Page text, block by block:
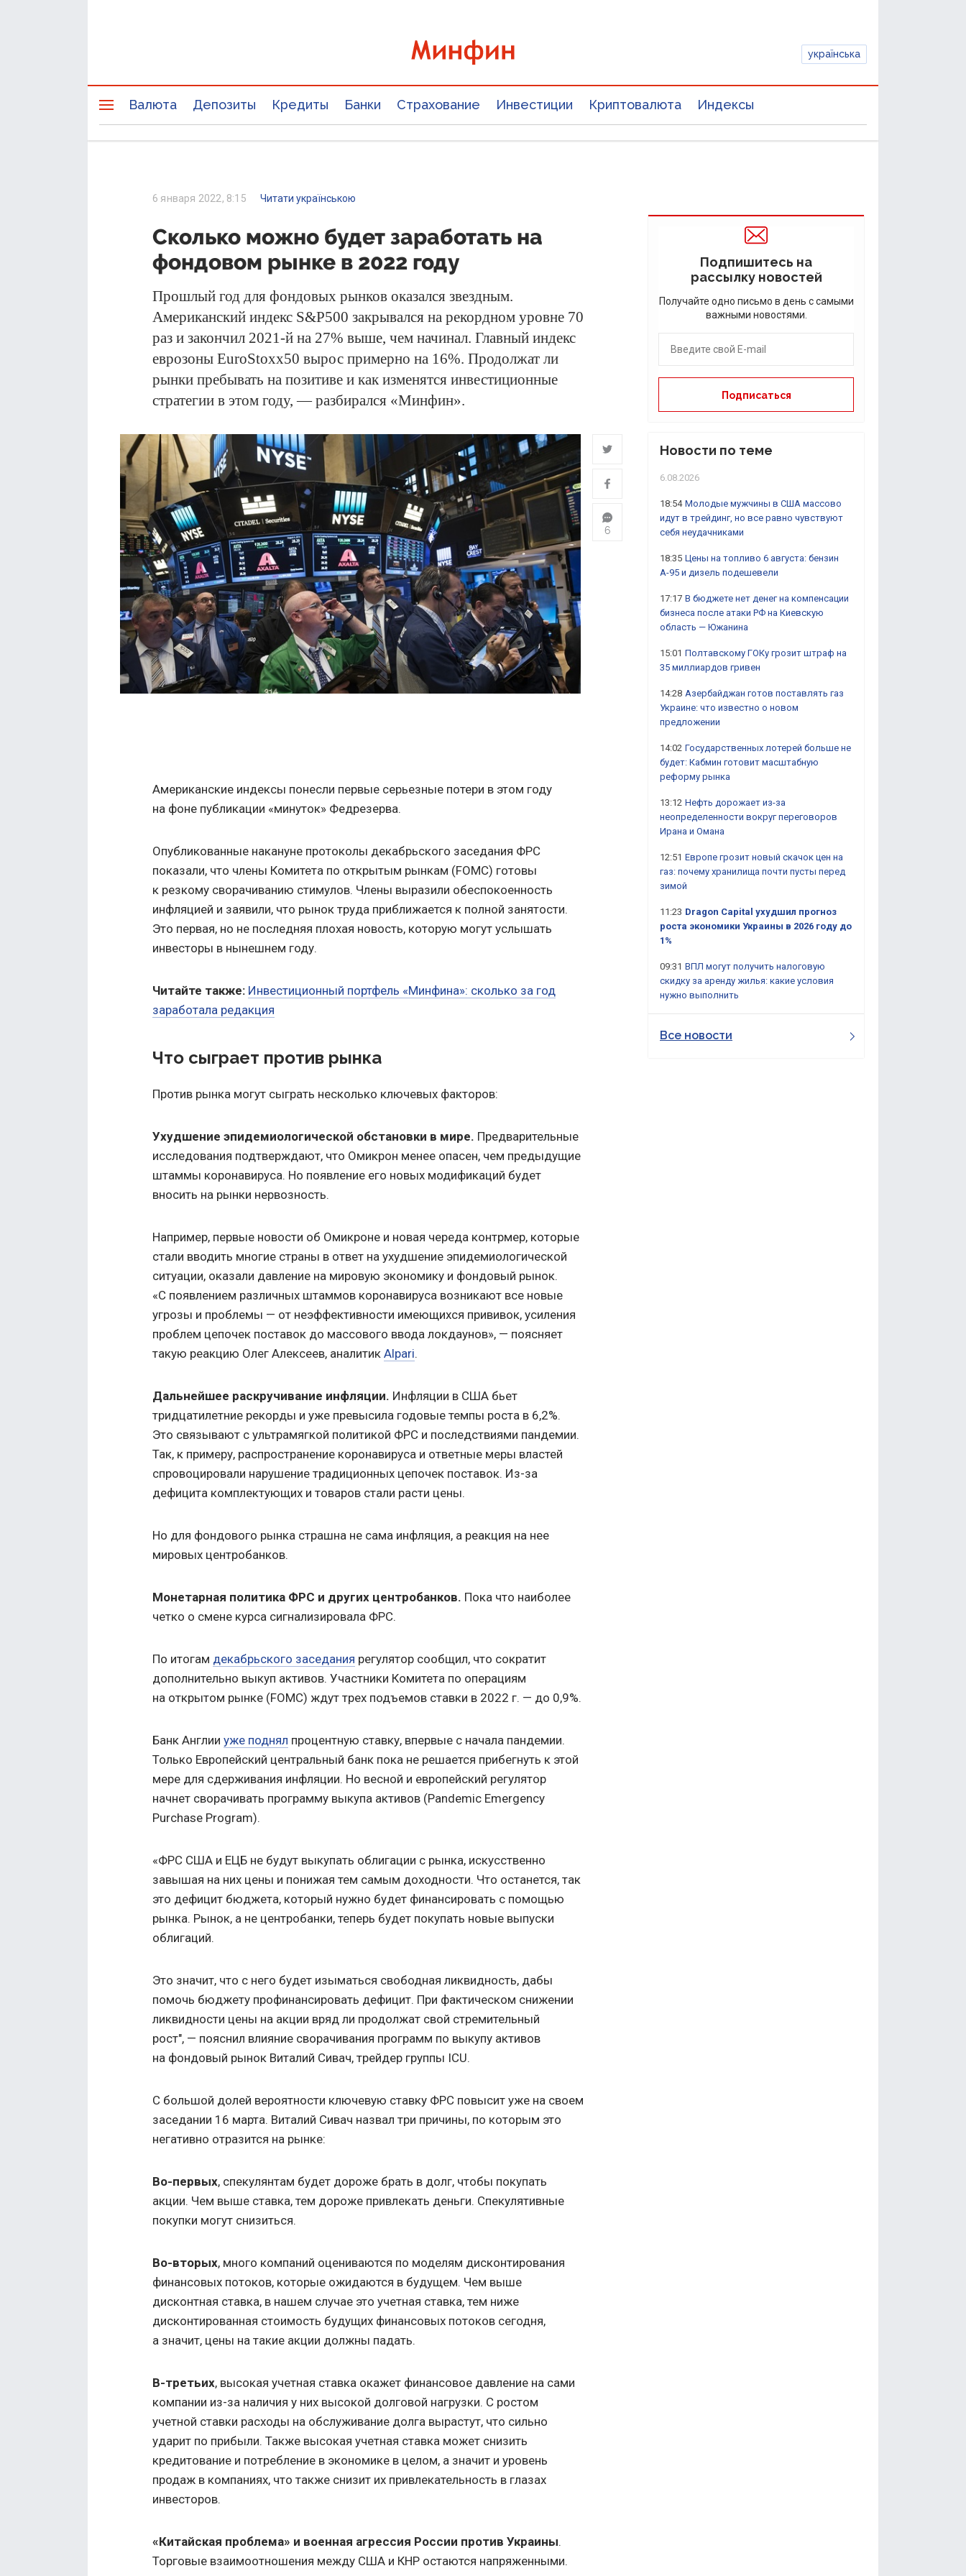
українська
Валюта Депозиты Кредиты Банки Страхование Инвестиции Криптовалюта Индексы
6 января 2022, 8:15 Читати українською
Сколько можно будет заработать на
фондовом рынке в 2022 году
Прошлый год для фондовых рынков оказался звездным.
Американский индекс S&P500 закрывался на рекордном уровне 70
раз и закончил 2021-й на 27% выше, чем начинал. Главный индекс
еврозоны EuroStoxx50 вырос примерно на 16%. Продолжат ли
рынки пребывать на позитиве и как изменятся инвестиционные
стратегии в этом году, — разбирался «Минфин».
6
Американские индексы понесли первые серьезные потери в этом году
на фоне публикации «минуток» Федрезерва.
Опубликованные накануне протоколы декабрьского заседания ФРС
показали, что члены Комитета по открытым рынкам (FOMC) готовы
к резкому сворачиванию стимулов. Члены выразили обеспокоенность
инфляцией и заявили, что рынок труда приближается к полной занятости.
Это первая, но не последняя плохая новость, которую могут услышать
инвесторы в нынешнем году.
Читайте также: Инвестиционный портфель «Минфина»: сколько за год
заработала редакция
Что сыграет против рынка
Против рынка могут сыграть несколько ключевых факторов:
Ухудшение эпидемиологической обстановки в мире. Предварительные
исследования подтверждают, что Омикрон менее опасен, чем предыдущие
штаммы коронавируса. Но появление его новых модификаций будет
вносить на рынки нервозность.
Например, первые новости об Омикроне и новая череда контрмер, которые
стали вводить многие страны в ответ на ухудшение эпидемиологической
ситуации, оказали давление на мировую экономику и фондовый рынок.
«С появлением различных штаммов коронавируса возникают все новые
угрозы и проблемы — от неэффективности имеющихся прививок, усиления
проблем цепочек поставок до массового ввода локдаунов», — поясняет
такую реакцию Олег Алексеев, аналитик Alpari.
Дальнейшее раскручивание инфляции. Инфляции в США бьет
тридцатилетние рекорды и уже превысила годовые темпы роста в 6,2%.
Это связывают с ультрамягкой политикой ФРС и последствиями пандемии.
Так, к примеру, распространение коронавируса и ответные меры властей
спровоцировали нарушение традиционных цепочек поставок. Из-за
дефицита комплектующих и товаров стали расти цены.
Но для фондового рынка страшна не сама инфляция, а реакция на нее
мировых центробанков.
Монетарная политика ФРС и других центробанков. Пока что наиболее
четко о смене курса сигнализировала ФРС.
По итогам декабрьского заседания регулятор сообщил, что сократит
дополнительно выкуп активов. Участники Комитета по операциям
на открытом рынке (FOMC) ждут трех подъемов ставки в 2022 г. — до 0,9%.
Банк Англии уже поднял процентную ставку, впервые с начала пандемии.
Только Европейский центральный банк пока не решается прибегнуть к этой
мере для сдерживания инфляции. Но весной и европейский регулятор
начнет сворачивать программу выкупа активов (Pandemic Emergency
Purchase Program).
«ФРС США и ЕЦБ не будут выкупать облигации с рынка, искусственно
завышая на них цены и понижая тем самым доходности. Что останется, так
это дефицит бюджета, который нужно будет финансировать с помощью
рынка. Рынок, а не центробанки, теперь будет покупать новые выпуски
облигаций.
Это значит, что с него будет изыматься свободная ликвидность, дабы
помочь бюджету профинансировать дефицит. При фактическом снижении
ликвидности цены на акции вряд ли продолжат свой стремительный
рост", — пояснил влияние сворачивания программ по выкупу активов
на фондовый рынок Виталий Сивач, трейдер группы ICU.
С большой долей вероятности ключевую ставку ФРС повысит уже на своем
заседании 16 марта. Виталий Сивач назвал три причины, по которым это
негативно отразится на рынке:
Во-первых, спекулянтам будет дороже брать в долг, чтобы покупать
акции. Чем выше ставка, тем дороже привлекать деньги. Спекулятивные
покупки могут снизиться.
Во-вторых, много компаний оцениваются по моделям дисконтирования
финансовых потоков, которые ожидаются в будущем. Чем выше
дисконтная ставка, в нашем случае это учетная ставка, тем ниже
дисконтированная стоимость будущих финансовых потоков сегодня,
а значит, цены на такие акции должны падать.
В-третьих, высокая учетная ставка окажет финансовое давление на сами
компании из-за наличия у них высокой долговой нагрузки. С ростом
учетной ставки расходы на обслуживание долга вырастут, что сильно
ударит по прибыли. Также высокая учетная ставка может снизить
кредитование и потребление в экономике в целом, а значит и уровень
продаж в компаниях, что также снизит их привлекательность в глазах
инвесторов.
«Китайская проблема» и военная агрессия России против Украины.
Торговые взаимоотношения между США и КНР остаются напряженными.
Подпишитесь на
рассылку новостей
Получайте одно письмо в день с самыми
важными новостями.
Новости по теме
6.08.2026
18:54 Молодые мужчины в США массово
идут в трейдинг, но все равно чувствуют
себя неудачниками
18:35 Цены на топливо 6 августа: бензин
А-95 и дизель подешевели
17:17 В бюджете нет денег на компенсации
бизнеса после атаки РФ на Киевскую
область — Южанина
15:01 Полтавскому ГОКу грозит штраф на
35 миллиардов гривен
14:28 Азербайджан готов поставлять газ
Украине: что известно о новом
предложении
14:02 Государственных лотерей больше не
будет: Кабмин готовит масштабную
реформу рынка
13:12 Нефть дорожает из-за
неопределенности вокруг переговоров
Ирана и Омана
12:51 Европе грозит новый скачок цен на
газ: почему хранилища почти пусты перед
зимой
11:23 Dragon Capital ухудшил прогноз
роста экономики Украины в 2026 году до
1%
09:31 ВПЛ могут получить налоговую
скидку за аренду жилья: какие условия
нужно выполнить
Все новости